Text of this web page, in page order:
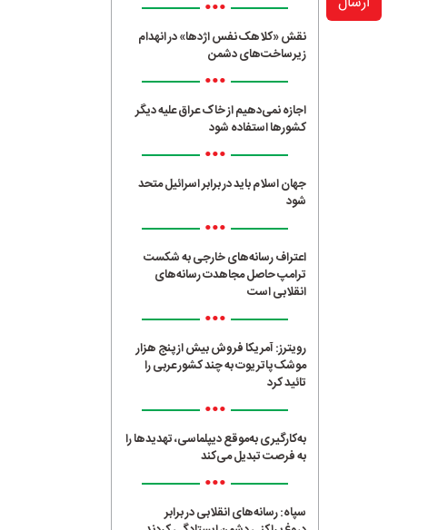
•••
نقش «کلاهک نفس اژدها» در انهدام
زیرساخت‌های دشمن
•••
اجازه نمی‌دهیم از خاک عراق علیه دیگر
کشورها استفاده شود
•••
جهان اسلام باید در برابر اسرائیل متحد
شود
•••
اعتراف رسانه‌های خارجی به شکست
ترامپ حاصل مجاهدت رسانه‌های
انقلابی است
•••
رویترز: آمریکا فروش بیش از پنج هزار
موشک پاتریوت به چند کشور عربی را
تائید کرد
•••
به‌کارگیری به‌موقع دیپلماسی، تهدیدها را
به فرصت تبدیل می‌کند
•••
سپاه: رسانه‌های انقلابی در برابر